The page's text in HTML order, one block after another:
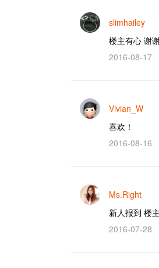
slimhailey
楼主有心 谢
2016-08-17
Vivian_W
喜欢！
2016-08-16
Ms.Right
新人报到 楼
2016-07-28